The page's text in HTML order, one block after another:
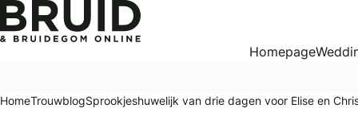
Sprookjeshuwelijk van drie dagen voor Elise en Christophe
Homepage
HomeTrouwblogSprookjeshuwelijk van drie dagen voor Elise en